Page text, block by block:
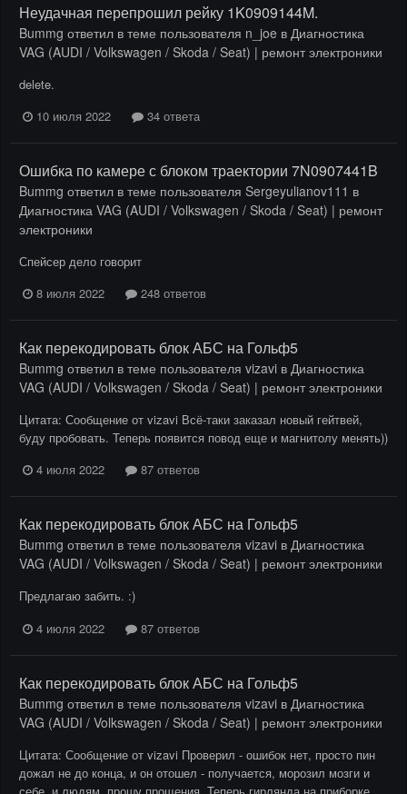
Неудачная перепрошил рейку 1K0909144M.
Bummg ответил в теме пользователя n_joe в Диагностика
VAG (AUDI / Volkswagen / Skoda / Seat) | ремонт электроники
delete.
10 июля 2022
34 ответа
Ошибка по камере с блоком траектории 7N0907441B
Bummg ответил в теме пользователя Sergeyulianov111 в
Диагностика VAG (AUDI / Volkswagen / Skoda / Seat) | ремонт
электроники
Спейсер дело говорит
8 июля 2022
248 ответов
Как перекодировать блок АБС на Гольф5
Bummg ответил в теме пользователя vizavi в Диагностика
VAG (AUDI / Volkswagen / Skoda / Seat) | ремонт электроники
Цитата: Сообщение от vizavi Всё-таки заказал новый гейтвей,
буду пробовать. Теперь появится повод еще и магнитолу менять))
4 июля 2022
87 ответов
Как перекодировать блок АБС на Гольф5
Bummg ответил в теме пользователя vizavi в Диагностика
VAG (AUDI / Volkswagen / Skoda / Seat) | ремонт электроники
Предлагаю забить. :)
4 июля 2022
87 ответов
Как перекодировать блок АБС на Гольф5
Bummg ответил в теме пользователя vizavi в Диагностика
VAG (AUDI / Volkswagen / Skoda / Seat) | ремонт электроники
Цитата: Сообщение от vizavi Проверил - ошибок нет, просто пин
дожал не до конца, и он отошел - получается, морозил мозги и